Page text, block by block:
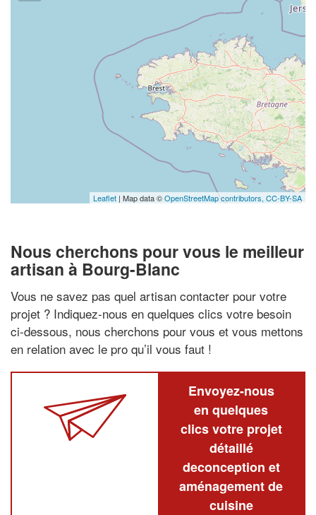
Leaflet | Map data ©OpenStreetMap contributors, CC-BY-SA
Nous cherchons pour vous le meilleur
artisan à Bourg-Blanc
Vous ne savez pas quel artisan contacter pour votre
projet ? Indiquez-nous en quelques clics votre besoin
ci-dessous, nous cherchons pour vous et vous mettons
en relation avec le pro qu’il vous faut !
Envoyez-nous
en quelques
clics votre projet
détaillé
deconception et
aménagement de
cuisine